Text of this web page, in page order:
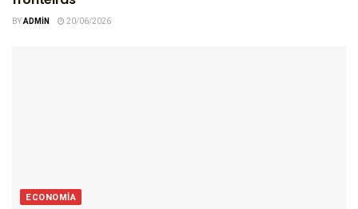
BYADMIN 20/06/2026
ECONOMIA